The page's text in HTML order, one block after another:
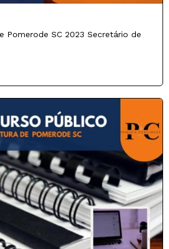
Pomerode SC 2023 Secretário de